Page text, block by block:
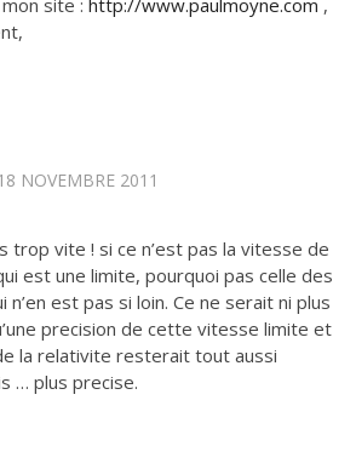
site : http://www.paulmoyne.com ,
NOVEMBRE 2011
trop vite ! si ce n’est pas la vitesse de
est une limite, pourquoi pas celle des
n’en est pas si loin. Ce ne serait ni plus
precision de cette vitesse limite et
la relativite resterait tout aussi
… plus precise.